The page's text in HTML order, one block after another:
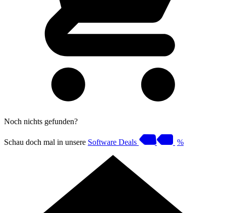
Noch nichts gefunden?
Schau doch mal in unsere Software Deals %